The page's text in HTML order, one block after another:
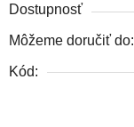
Dostupnosť
Môžeme doručiť do:
Kód: